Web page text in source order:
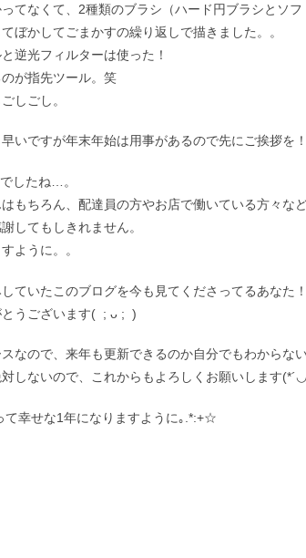
てなくて、2種類のブラシ（ハード円ブラシとソ
ぼかしてごまかすの繰り返しで描きました。。
逆光フィルターは使った！
が指先ツール。笑
しごし。
いですが年末年始は用事があるので先にご挨拶を！
したね…。
もちろん、配達員の方やお店で働いている方々な
してもしきれません。
ように。。
ていたこのブログを今も見てくださってるあなた！
とうございます( ; ᴗ ; )
なので、来年も更新できるのか自分でもわからない
しないので、これからもよろしくお願いします(*´◡
て幸せな1年になりますように｡.*:+☆